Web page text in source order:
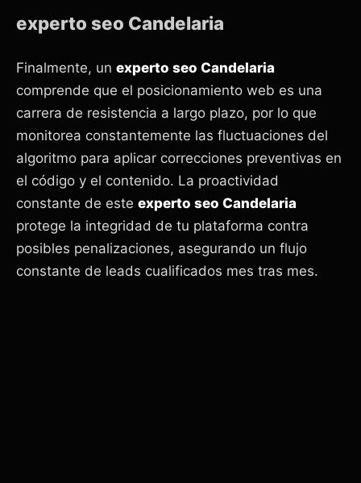
experto seo Candelaria
Finalmente, un experto seo Candelaria
comprende que el posicionamiento web es una
carrera de resistencia a largo plazo, por lo que
monitorea constantemente las fluctuaciones del
algoritmo para aplicar correcciones preventivas en
el código y el contenido. La proactividad
constante de este experto seo Candelaria
protege la integridad de tu plataforma contra
posibles penalizaciones, asegurando un flujo
constante de leads cualificados mes tras mes.